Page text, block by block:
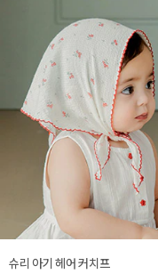
슈리 아기 헤어 커치프